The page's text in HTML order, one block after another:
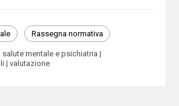
Rassegna normativa
salute mentale e psichiatria
valutazione